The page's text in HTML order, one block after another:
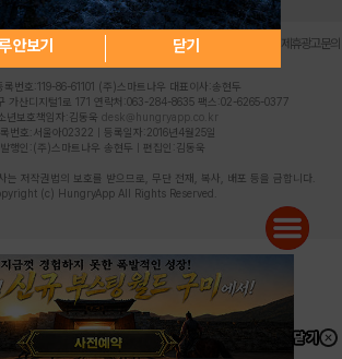
안보기 닫기
처리방침 불법촬영물 신고센터 제휴광고문의
록번호:119-86-61101 (주)스마트나우 대표이사:송현두
가산디지털1로 171 연락처:063-284-8635 팩스:02-6265-0377
년보호책임자:김동욱 desk@hungryapp.co.kr
번호:서울아02322 | 등록일자:2016년4월25일
발행인:(주)스마트나우 송현두 | 편집인:김동욱
는 저작권법의 보호를 받으므로, 무단 전재, 복사, 배포 등을 금합니다.
(c) HungryApp All Rights Reserved.